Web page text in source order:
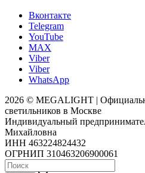
Вконтакте
Telegram
YouTube
MAX
Viber
Viber
WhatsApp
2026 © MEGALIGHT |
светильников в Москве
Индивидуальный
Михайловна
ИНН 463224824432
ОГРНИП 310463206900061